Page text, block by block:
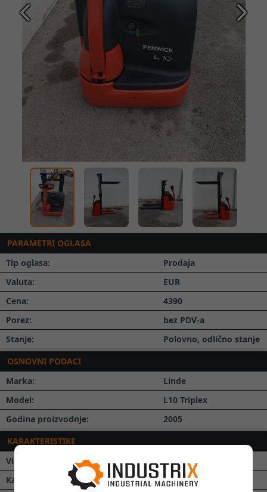
Prethodna
PARAMETRI OGLASA
Tip oglasa:
Prodaja
Valuta:
EUR
Cena:
4390
Porez:
bez PDV-a
Stanje:
Polovno, odlično stanje
OSNOVNI PODACI
Marka:
Linde
Model:
L10 Triplex
Godina proizvodnje:
2005
KARAKTERISTIKE
Visina podizanja:
3.5 m
Kapacitet podizanja:
1000 kg